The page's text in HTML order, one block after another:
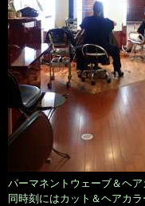
パーマネントウェーブ＆ヘ
同時刻にはカット＆ヘアカ